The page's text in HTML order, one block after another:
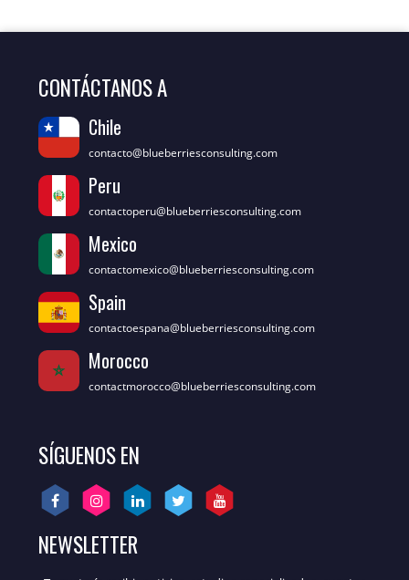
CONTÁCTANOS A
Chile
contacto@blueberriesconsulting.com
Peru
contactoperu@blueberriesconsulting.com
Mexico
contactomexico@blueberriesconsulting.com
Spain
contactoespana@blueberriesconsulting.com
Morocco
contactmorocco@blueberriesconsulting.com
SÍGUENOS EN
NEWSLETTER